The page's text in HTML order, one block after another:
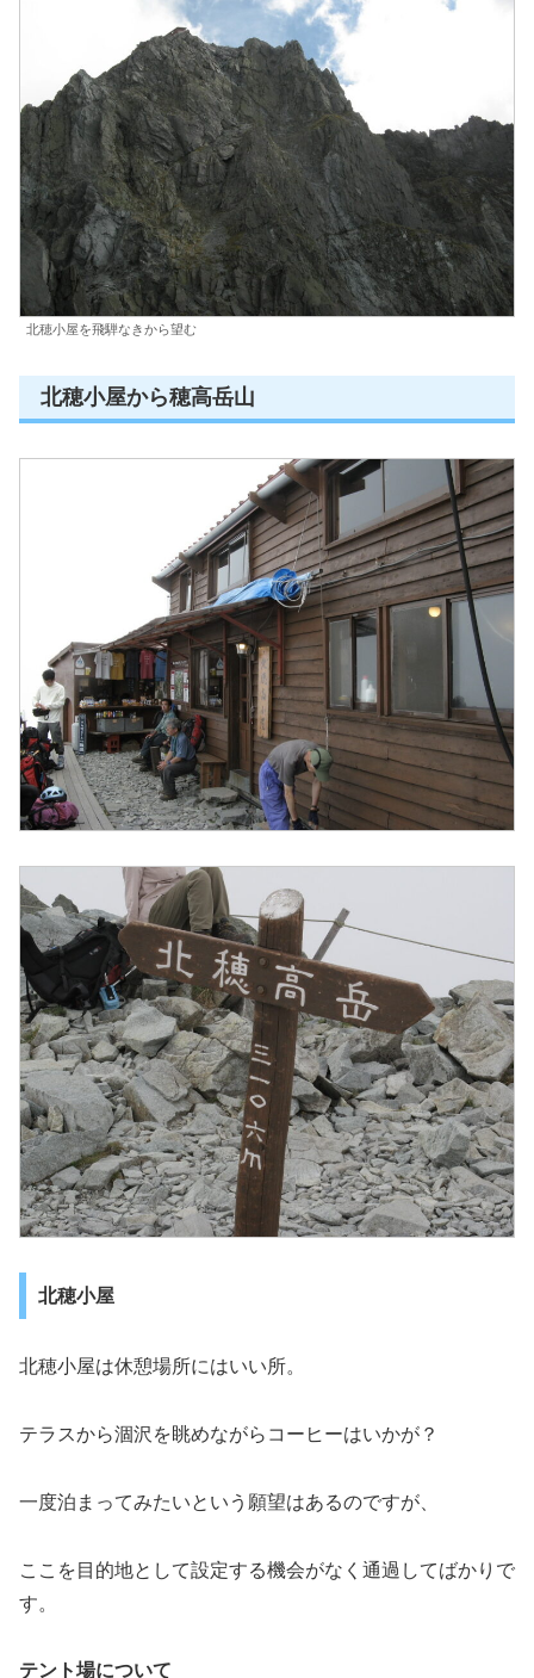
北穂小屋を飛騨なきから望む
北穂小屋から穂高岳山
北穂小屋
北穂小屋は休憩場所にはいい所。
テラスから涸沢を眺めながらコーヒーはいかが？
一度泊まってみたいという願望はあるのですが、
ここを目的地として設定する機会がなく通過してばかりで
す。
テント場について